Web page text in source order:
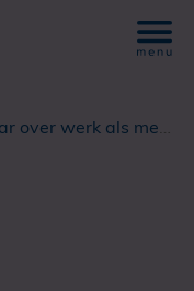
als medicijn & iets meemaken op de arbeidsmarkt